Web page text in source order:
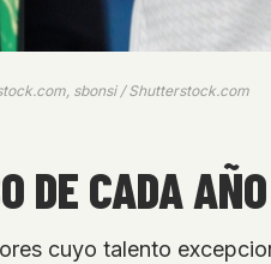
sbonsi / Shutterstock.com
DE CADA
cuyo talento